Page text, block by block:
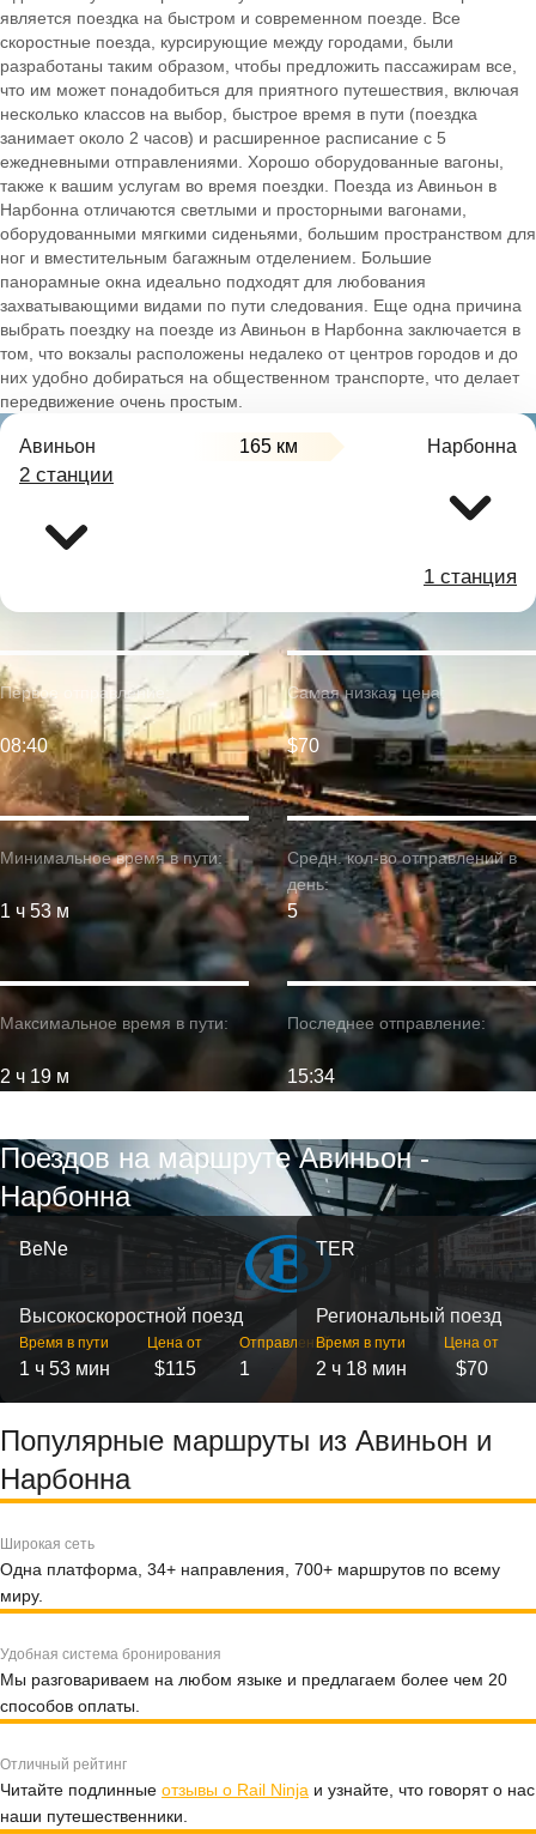
является поездка на быстром и современном поезде. Все
скоростные поезда, курсирующие между городами, были
разработаны таким образом, чтобы предложить пассажирам все,
что им может понадобиться для приятного путешествия, включая
несколько классов на выбор, быстрое время в пути (поездка
занимает около 2 часов) и расширенное расписание с 5
ежедневными отправлениями. Хорошо оборудованные вагоны,
также к вашим услугам во время поездки. Поезда из Авиньон в
Нарбонна отличаются светлыми и просторными вагонами,
оборудованными мягкими сиденьями, большим пространством для
ног и вместительным багажным отделением. Большие
панорамные окна идеально подходят для любования
захватывающими видами по пути следования. Еще одна причина
выбрать поездку на поезде из Авиньон в Нарбонна заключается в
том, что вокзалы расположены недалеко от центров городов и до
них удобно добираться на общественном транспорте, что делает
передвижение очень простым.
Авиньон 165 км Нарбонна
2 станции
1 станция
Минимальное время в пути:
1 ч 53 м
Первое отправление:
08:40
Максимальное время в пути:
2 ч 19 м
Самая низкая цена:
$70
Средн. кол-во отправлений в
день:
5
Последнее отправление:
15:34
Поездов на маршруте Авиньон -
Нарбонна
BeNe
Высокоскоростной поезд
Время в пути
1 ч 53 мин
Цена от
$115
Отправлений
1
TER
Региональный поезд
Время в пути
2 ч 18 мин
Цена от
$70
Популярные маршруты из Авиньон и
Нарбонна
Широкая сеть
Одна платформа, 34+ направления, 700+ маршрутов по всему
миру.
Удобная система бронирования
Мы разговариваем на любом языке и предлагаем более чем 20
способов оплаты.
Отличный рейтинг
Читайте подлинные отзывы о Rail Ninja и узнайте, что говорят о нас
наши путешественники.